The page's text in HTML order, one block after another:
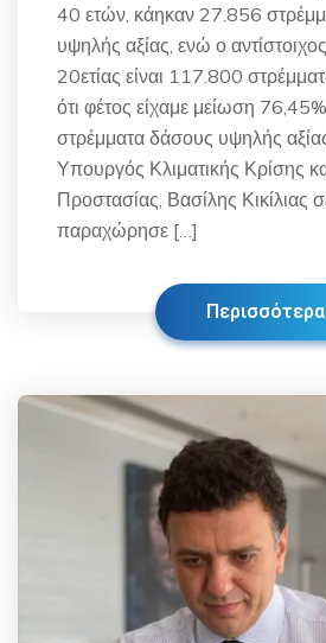
40 ετών, κάηκαν 27.856
υψηλής αξίας, ενώ ο
20ετίας είναι 117.800
ότι φέτος είχαμε μείωση
στρέμματα δάσους υψηλής
Υπουργός Κλιματικής Κρίσης
Προστασίας, Βασίλης Κικίλιας
παραχώρησε […]
Περισσότερα